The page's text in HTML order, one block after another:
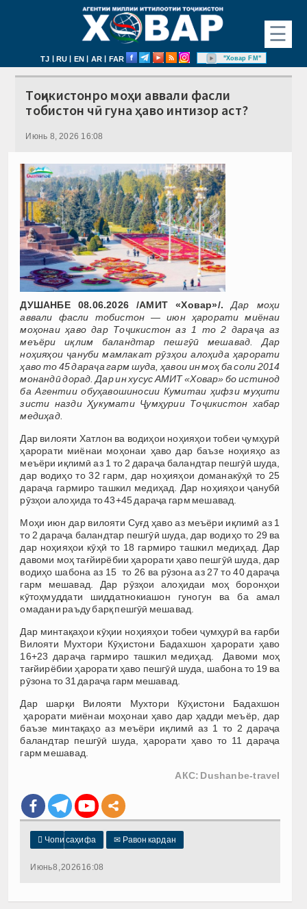
☰
TJ | RU | EN | AR | FAR "Ховар FM"
Тоҷикистонро моҳи аввали фасли
тобистон чӣ гуна ҳаво интизор аст?
Июнь 8, 2026 16:08
ДУШАНБЕ 08.06.2026 /АМИТ «Ховар»/.
Дар моҳи
аввали фасли тобистон — июн ҳарорати миёнаи
моҳонаи ҳаво дар Тоҷикистон аз 1 то 2 дараҷа аз
меъёри иқлим баландтар пешгӯӣ мешавад. Дар
ноҳияҳои ҷануби мамлакат рӯзҳои алоҳида ҳарорати
ҳаво то 45 дараҷа гарм шуда, ҳавои ин моҳ ба соли 2014
монандӣ дорад. Дар ин хусус АМИТ «Ховар» бо истинод
ба Агентии обуҳавошиносии Кумитаи ҳифзи муҳити
зисти назди Ҳукумати Ҷумҳурии Тоҷикистон хабар
медиҳад.
Дар вилояти Хатлон ва водиҳои ноҳияҳои тобеи ҷумҳурӣ
ҳарорати миёнаи моҳонаи ҳаво дар баъзе ноҳияҳо аз
меъёри иқлимӣ аз 1 то 2 дараҷа баландтар пешгӯӣ шуда,
дар водиҳо то 32 гарм, дар ноҳияҳои доманакӯҳӣ то 25
дараҷа гармиро ташкил медиҳад. Дар ноҳияҳои ҷанубӣ
рӯзҳои алоҳида то 43+45 дараҷа гарм мешавад.
Моҳи июн дар вилояти Суғд ҳаво аз меъёри иқлимӣ аз 1
то 2 дараҷа баландтар пешгӯӣ шуда, дар водиҳо то 29 ва
дар ноҳияҳои кӯҳӣ то 18 гармиро ташкил медиҳад. Дар
давоми моҳ тағйирёбии ҳарорати ҳаво пешгӯӣ шуда, дар
водиҳо шабона аз 15 то 26 ва рӯзона аз 27 то 40 дараҷа
гарм мешавад. Дар рӯзҳои алоҳидаи моҳ боронҳои
кӯтоҳмуддати шиддатнокиашон гуногун ва ба амал
омадани раъду барқ пешгӯӣ мешавад.
Дар минтақаҳои кӯҳии ноҳияҳои тобеи ҷумҳурӣ ва ғарби
Вилояти Мухтори Кӯҳистони Бадахшон ҳарорати ҳаво
16+23 дараҷа гармиро ташкил медиҳад. Давоми моҳ
тағйирёбии ҳарорати ҳаво пешгӯӣ шуда, шабона то 19 ва
рӯзона то 31 дараҷа гарм мешавад.
Дар шарқи Вилояти Мухтори Кӯҳистони Бадахшон
ҳарорати миёнаи моҳонаи ҳаво дар ҳадди меъёр, дар
баъзе минтақаҳо аз меъёри иқлимӣ аз 1 то 2 дараҷа
баландтар пешгӯӣ шуда, ҳарорати ҳаво то 11 дараҷа
гарм мешавад.
АКС: Dushanbe-travel
 Чопи саҳифа ✉ Равон кардан
Июнь 8, 2026 16:08